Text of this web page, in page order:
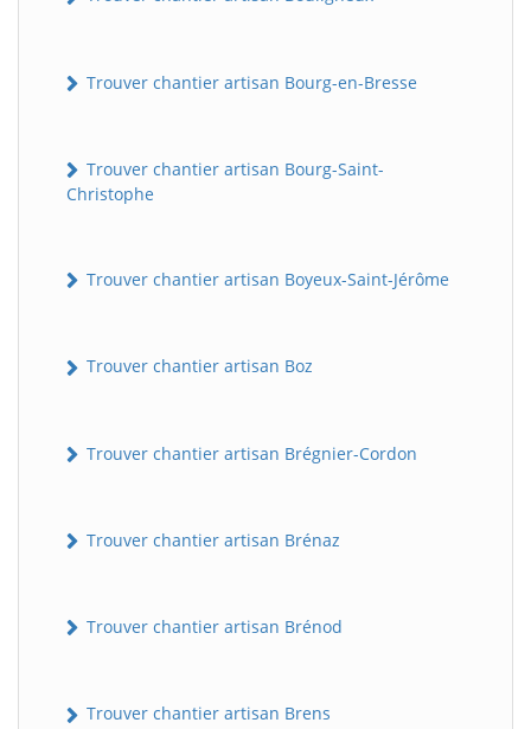
Trouver chantier artisan Bourg-en-Bresse
Trouver chantier artisan Bourg-Saint-
Christophe
Trouver chantier artisan Boyeux-Saint-Jérôme
Trouver chantier artisan Boz
Trouver chantier artisan Brégnier-Cordon
Trouver chantier artisan Brénaz
Trouver chantier artisan Brénod
Trouver chantier artisan Brens